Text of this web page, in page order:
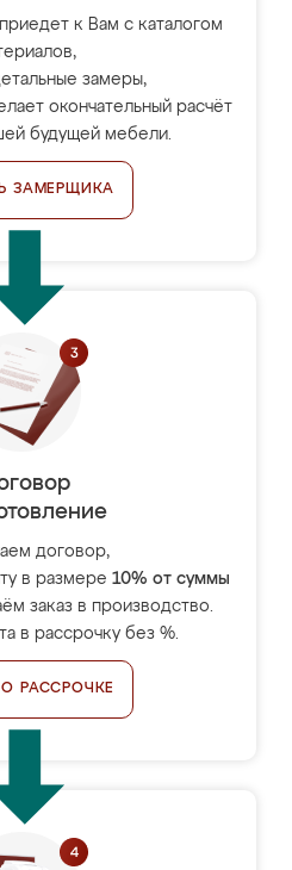
к Вам с каталогом
замеры,
окончательный расчёт
будущей мебели.
ЗАМЕРЩИКА
договор,
в размере 10% от суммы
заказ в производство.
в рассрочку без %.
РАССРОЧКЕ